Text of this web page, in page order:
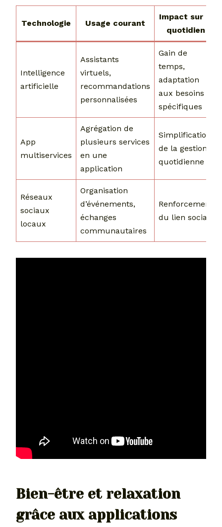
Technologie Usage courant
Impact sur le
quotidien
Intelligence
artificielle
Assistants
virtuels,
recommandations
personnalisées
Gain de
temps,
adaptation
aux besoins
spécifiques
App
multiservices
Agrégation de
plusieurs services
en une
application
Simplification
de la gestion
quotidienne
Réseaux
sociaux
locaux
Organisation
d’événements,
échanges
communautaires
Renforcement
du lien social
Bien-être et relaxation
grâce aux applications